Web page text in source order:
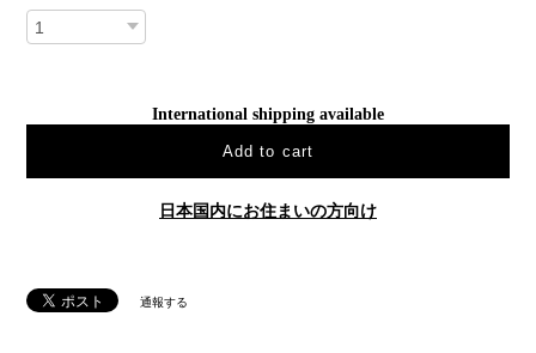
International shipping available
Add to cart
日本国内にお住まいの方向け
通報する